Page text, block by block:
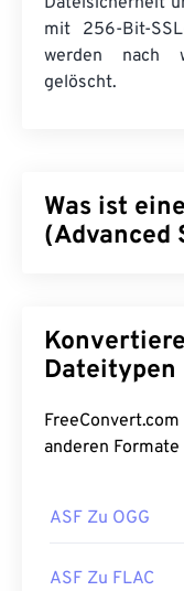
mit 256-Bit-
werden nach
gelöscht.
Was ist
(Advanced
für Windows-
es für Streaming
Kapitel,
Hardware-Player,
bestenden
Konvertieren Sie
Dateitypen
FreeConvert.com kann Ihre
anderen
ASF Zu OGG
ASF Zu FLAC